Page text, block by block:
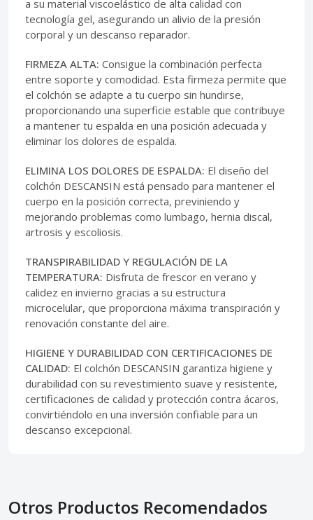
a su material viscoelástico de alta calidad con
tecnología gel, asegurando un alivio de la presión
corporal y un descanso reparador.
FIRMEZA ALTA: Consigue la combinación perfecta
entre soporte y comodidad. Esta firmeza permite que
el colchón se adapte a tu cuerpo sin hundirse,
proporcionando una superficie estable que contribuye
a mantener tu espalda en una posición adecuada y
eliminar los dolores de espalda.
ELIMINA LOS DOLORES DE ESPALDA: El diseño del
colchón DESCANSIN está pensado para mantener el
cuerpo en la posición correcta, previniendo y
mejorando problemas como lumbago, hernia discal,
artrosis y escoliosis.
TRANSPIRABILIDAD Y REGULACIÓN DE LA
TEMPERATURA: Disfruta de frescor en verano y
calidez en invierno gracias a su estructura
microcelular, que proporciona máxima transpiración y
renovación constante del aire.
HIGIENE Y DURABILIDAD CON CERTIFICACIONES DE
CALIDAD: El colchón DESCANSIN garantiza higiene y
durabilidad con su revestimiento suave y resistente,
certificaciones de calidad y protección contra ácaros,
convirtiéndolo en una inversión confiable para un
descanso excepcional.
Otros Productos Recomendados